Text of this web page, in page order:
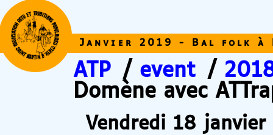
ATP / event /
Domène avec
Janvier 2019 - Bal folk à
Vendredi 18 janvier